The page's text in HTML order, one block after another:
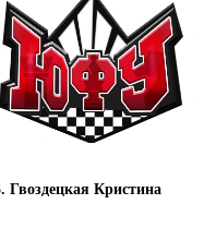
Кристина